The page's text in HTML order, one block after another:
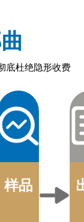
底杜绝隐形收费
样品